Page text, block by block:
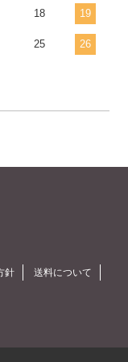
18 19
25 26
針
送料について